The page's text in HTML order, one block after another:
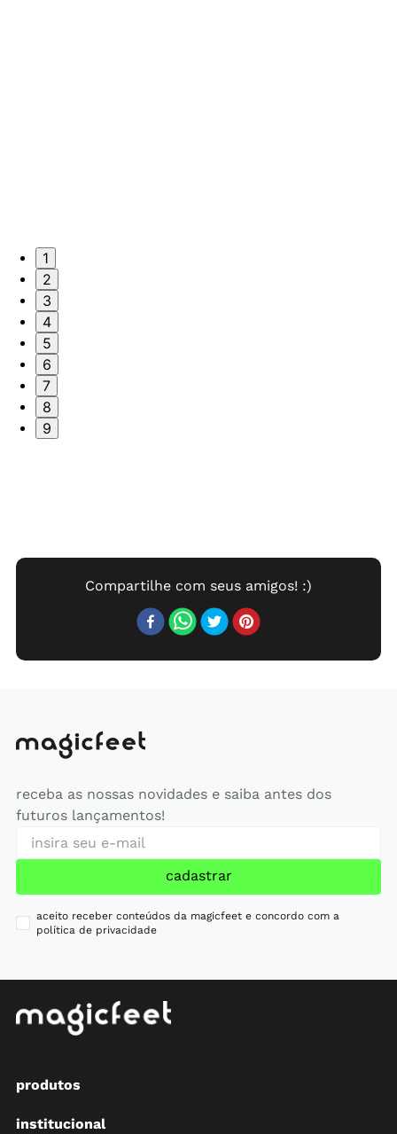
1
2
3
4
5
6
7
8
9
receba as nossas novidades e saiba antes dos
futuros lançamentos!
cadastrar
aceito receber conteúdos da magicfeet e concordo com a
política de privacidade
produtos
institucional